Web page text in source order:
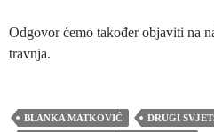
Odgovor ćemo također objaviti na
travnja.
BLANKA MATKOVIĆ
DRUGI